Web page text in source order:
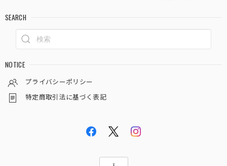
SEARCH
NOTICE
プライバシーポリシー
特定商取引法に基づく表記